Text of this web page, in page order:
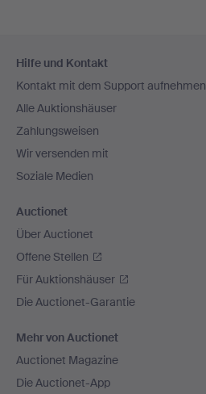
Navigation
Hilfe und Kontakt
Kontakt mit dem Support aufnehmen
Alle Auktionshäuser
Zahlungsweisen
Wir versenden mit
Soziale Medien
Auctionet
Über Auctionet
Offene Stellen
Für Auktionshäuser
Die Auctionet-Garantie
Mehr von Auctionet
Auctionet Magazine
Die Auctionet-App